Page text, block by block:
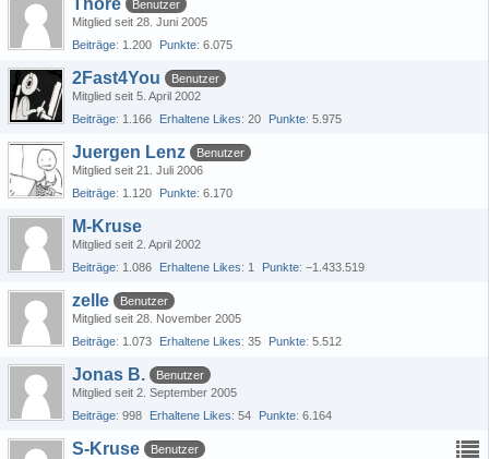
Thore
Benutzer
Mitglied seit 28. Juni 2005
Beiträge 1.200 Punkte 6.075
2Fast4You
Benutzer
Mitglied seit 5. April 2002
Beiträge 1.166 Erhaltene Likes 20 Punkte 5.975
Juergen Lenz
Benutzer
Mitglied seit 21. Juli 2006
Beiträge 1.120 Punkte 6.170
M-Kruse
Mitglied seit 2. April 2002
Beiträge 1.086 Erhaltene Likes 1 Punkte −1.433.519
zelle
Benutzer
Mitglied seit 28. November 2005
Beiträge 1.073 Erhaltene Likes 35 Punkte 5.512
Jonas B.
Benutzer
Mitglied seit 2. September 2005
Beiträge 998 Erhaltene Likes 54 Punkte 6.164
S-Kruse
Benutzer